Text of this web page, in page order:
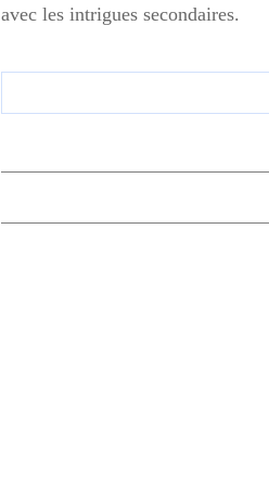
avec les intrigues secondaires.